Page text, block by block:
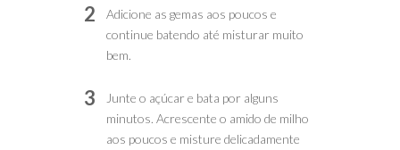
2
Adicione as gemas aos poucos e
continue batendo até misturar muito
bem.
3
Junte o açúcar e bata por alguns
minutos. Acrescente o amido de milho
aos poucos e misture delicadamente